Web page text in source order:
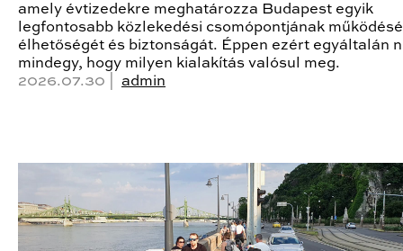
amely évtizedekre meghatározza Budapest egyik
legfontosabb közlekedési csomópontjának
élhetőségét és biztonságát. Éppen ezért egyáltalán
mindegy, hogy milyen kialakítás valósul meg.
2026.07.30 | admin